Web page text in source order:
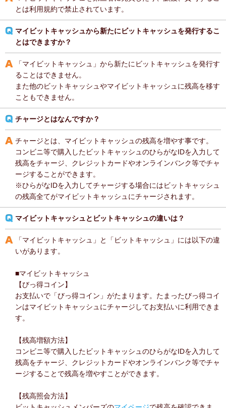
とは利用規約で禁止されています。
マイビットキャッシュから新たにビットキャッシュを発行するこ
とはできますか？
「マイビットキャッシュ」から新たにビットキャッシュを発行す
ることはできません。
また他のビットキャッシュやマイビットキャッシュに残高を移す
こともできません。
チャージとはなんですか？
チャージとは、マイビットキャッシュの残高を増やす事です。
コンビニ等で購入したビットキャッシュのひらがなIDを入力して
残高をチャージ、クレジットカードやオンラインバンク等でチャ
ージすることができます。
※ひらがなIDを入力してチャージする場合にはビットキャッシュ
の残高全てがマイビットキャッシュにチャージされます。
マイビットキャッシュとビットキャッシュの違いは？
「マイビットキャッシュ」と「ビットキャッシュ」には以下の違
いがあります。
■マイビットキャッシュ
【びっ得コイン】
お支払いで「びっ得コイン」がたまります。たまったびっ得コイ
ンはマイビットキャッシュにチャージしてお支払いに利用できま
す。
【残高増額方法】
コンビニ等で購入したビットキャッシュのひらがなIDを入力して
残高をチャージ、クレジットカードやオンラインバンク等でチャ
ージすることで残高を増やすことができます。
【残高照会方法】